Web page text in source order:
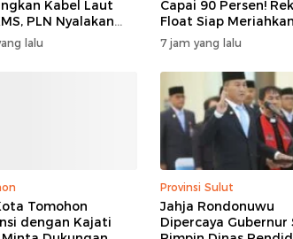
Kabel Laut
PLN Nyalakan
di Pulau
dan Tuntaskan
lalu
Capai 90 Persen!
Float Siap Meriahkan
Parade Bunga, Kursi
Ludes Terjual
7 jam yang lalu
Tomohon
dengan Kajati
Provinsi Sulut
Jahja Rondonuwu
Dipercaya Gubernur